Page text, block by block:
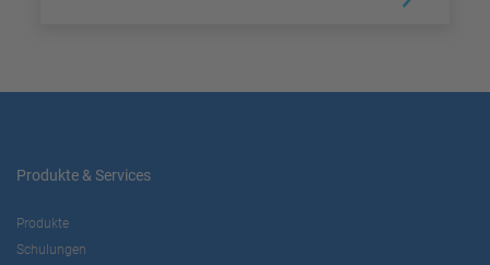
Produkte & Services
Produkte
Schulungen